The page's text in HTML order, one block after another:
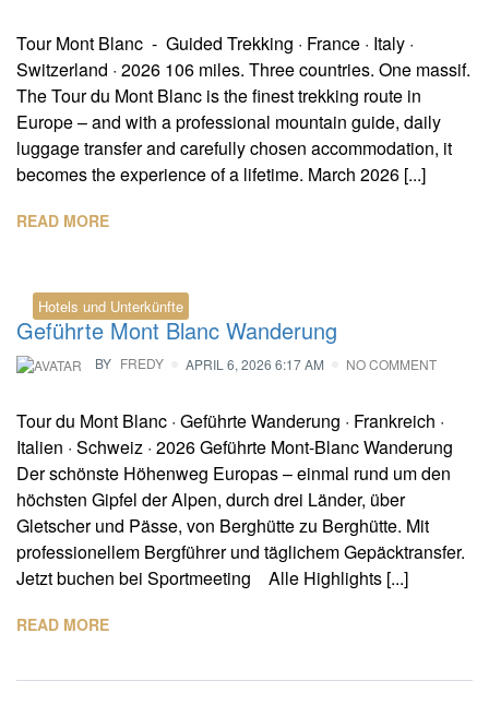
Tour Mont Blanc - Guided Trekking · France · Italy ·
Switzerland · 2026 106 miles. Three countries. One massif.
The Tour du Mont Blanc is the finest trekking route in
Europe – and with a professional mountain guide, daily
luggage transfer and carefully chosen accommodation, it
becomes the experience of a lifetime. March 2026 [...]
READ MORE
Hotels und Unterkünfte
Geführte Mont Blanc Wanderung
BY FREDY APRIL 6, 2026 6:17 AM NO COMMENT
Tour du Mont Blanc · Geführte Wanderung · Frankreich ·
Italien · Schweiz · 2026 Geführte Mont-Blanc Wanderung
Der schönste Höhenweg Europas – einmal rund um den
höchsten Gipfel der Alpen, durch drei Länder, über
Gletscher und Pässe, von Berghütte zu Berghütte. Mit
professionellem Bergführer und täglichem Gepäcktransfer.
Jetzt buchen bei Sportmeeting Alle Highlights [...]
READ MORE